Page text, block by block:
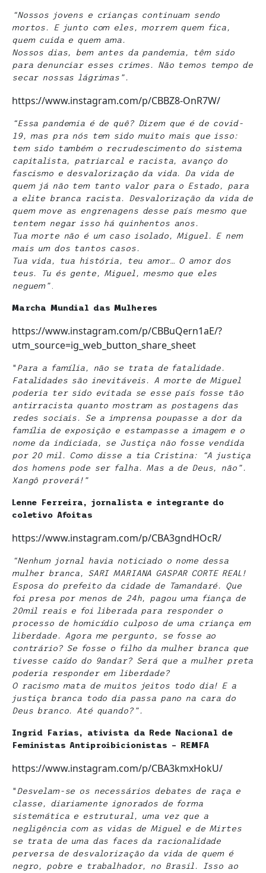
“Nossos jovens e crianças continuam sendo
mortos. E junto com eles, morrem quem fica,
quem cuida e quem ama.
Nossos dias, bem antes da pandemia, têm sido
para denunciar esses crimes. Não temos tempo de
secar nossas lágrimas”.
https://www.instagram.com/p/CBBZ8-OnR7W/
“Essa pandemia é de quê? Dizem que é de covid-
19, mas pra nós tem sido muito mais que isso:
tem sido também o recrudescimento do sistema
capitalista, patriarcal e racista, avanço do
fascismo e desvalorização da vida. Da vida de
quem já não tem tanto valor para o Estado, para
a elite branca racista. Desvalorização da vida de
quem move as engrenagens desse país mesmo que
tentem negar isso há quinhentos anos.
Tua morte não é um caso isolado, Miguel. E nem
mais um dos tantos casos.
Tua vida, tua história, teu amor… O amor dos
teus. Tu és gente, Miguel, mesmo que eles
neguem”
Marcha Mundial das Mulheres
https://www.instagram.com/p/CBBuQern1aE/?
utm_source=ig_web_button_share_sheet
“ Para a família, não se trata de fatalidade.
Fatalidades são inevitáveis. A morte de Miguel
poderia ter sido evitada se esse país fosse tão
antirracista quanto mostram as postagens das
redes sociais. Se a imprensa poupasse a dor da
família de exposição e estampasse a imagem e o
nome da indiciada, se Justiça não fosse vendida
por 20 mil. Como disse a tia Cristina: “A justiça
dos homens pode ser falha. Mas a de Deus, não”.
Xangô proverá!”
Lenne Ferreira, jornalista e integrante do
coletivo Afoitas
https://www.instagram.com/p/CBA3gndHOcR/
“Nenhum jornal havia noticiado o nome dessa
mulher branca, SARI MARIANA GASPAR CORTE REAL!
Esposa do prefeito da cidade de Tamandaré. Que
foi presa por menos de 24h, pagou uma fiança de
20mil reais e foi liberada para responder o
processo de homicídio culposo de uma criança em
liberdade. Agora me pergunto, se fosse ao
contrário? Se fosse o filho da mulher branca que
tivesse caído do 9andar? Será que a mulher preta
poderia responder em liberdade?
O racismo mata de muitos jeitos todo dia! E a
justiça branca todo dia passa pano na cara do
Deus branco. Até quando?”.
Ingrid Farias, ativista da Rede Nacional de
Feministas Antiproibicionistas – REMFA
https://www.instagram.com/p/CBA3kmxHokU/
“ Desvelam-se os necessários debates de raça e
classe, diariamente ignorados de forma
sistemática e estrutural, uma vez que a
negligência com as vidas de Miguel e de Mirtes
se trata de uma das faces da racionalidade
perversa de desvalorização da vida de quem é
negro, pobre e trabalhador, no Brasil. Isso ao